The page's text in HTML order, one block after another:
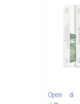
Opere di